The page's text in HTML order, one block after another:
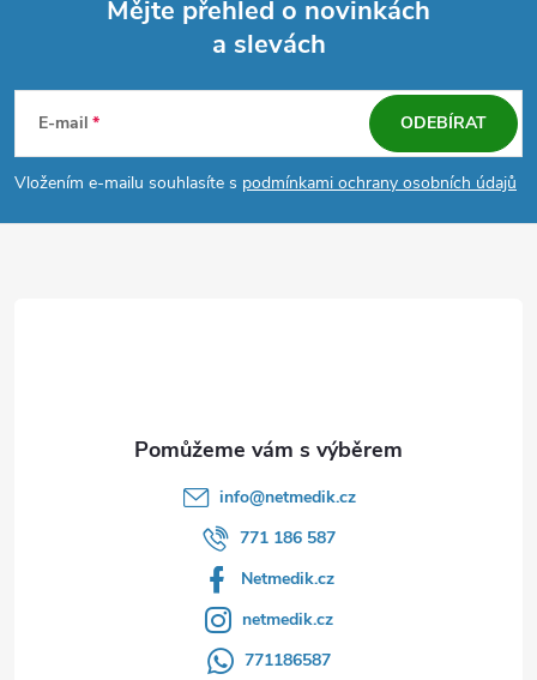
p
a
Mějte přehled o novinkách
a slevách
E-mail
Vložením e-mailu souhlasíte s podmínkami ochrany osobních údajů
ODEBÍRAT
info@netmedik.cz
771 186 587
Netmedik.cz
netmedik.cz
771186587